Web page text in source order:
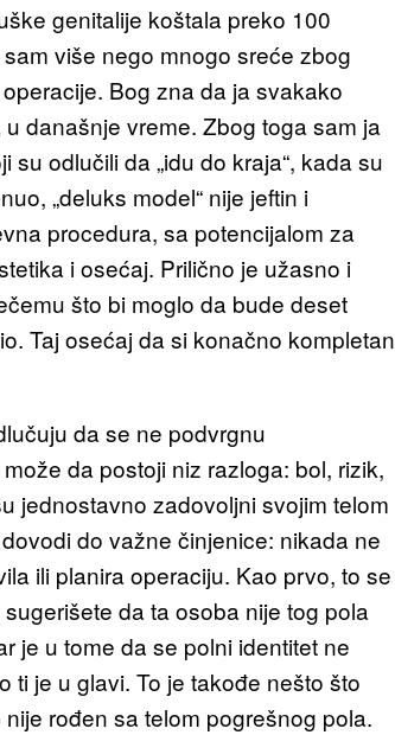
genitalije koštala preko 100
više nego mnogo sreće zbog
Bog zna da ja svakako
današnje vreme. Zbog toga sam ja
odlučili da „idu do kraja“, kada su
„deluks model“ nije jeftin i
procedura, sa potencijalom za
i osećaj. Prilično je užasno i
što bi moglo da bude deset
Taj osećaj da si konačno kompletan
da se ne podvrgnu
da postoji niz razloga: bol, rizik,
jednostavno zadovoljni svojim telom
do važne činjenice: nikada ne
ili planira operaciju. Kao prvo, to se
da ta osoba nije tog pola
je u tome da se polni identitet ne
ti je u glavi. To je takođe nešto što
rođen sa telom pogrešnog pola.